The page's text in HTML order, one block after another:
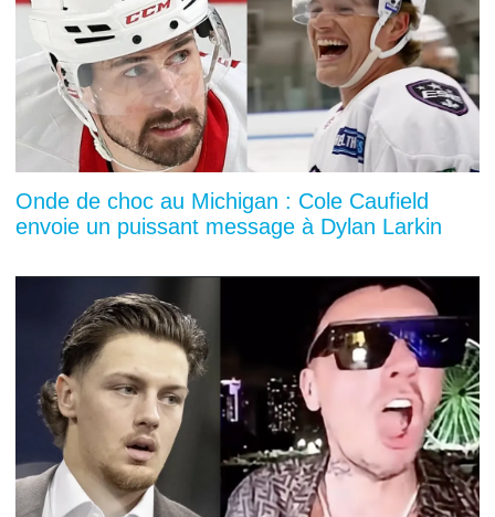
Onde de choc au Michigan : Cole Caufield
envoie un puissant message à Dylan Larkin